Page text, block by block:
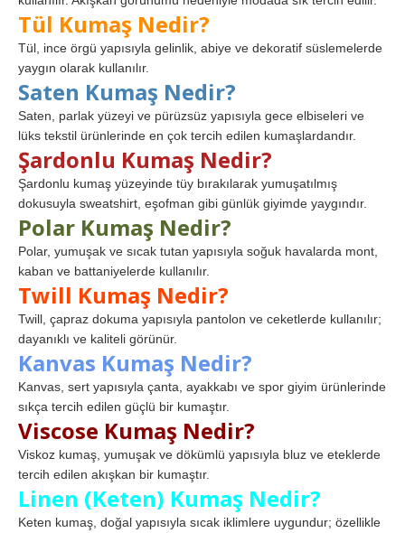
Tül Kumaş Nedir?
Tül, ince örgü yapısıyla gelinlik, abiye ve dekoratif süslemelerde
yaygın olarak kullanılır.
Saten Kumaş Nedir?
Saten, parlak yüzeyi ve pürüzsüz yapısıyla gece elbiseleri ve
lüks tekstil ürünlerinde en çok tercih edilen kumaşlardandır.
Şardonlu Kumaş Nedir?
Şardonlu kumaş yüzeyinde tüy bırakılarak yumuşatılmış
dokusuyla sweatshirt, eşofman gibi günlük giyimde yaygındır.
Polar Kumaş Nedir?
Polar, yumuşak ve sıcak tutan yapısıyla soğuk havalarda mont,
kaban ve battaniyelerde kullanılır.
Twill Kumaş Nedir?
Twill, çapraz dokuma yapısıyla pantolon ve ceketlerde kullanılır;
dayanıklı ve kaliteli görünür.
Kanvas Kumaş Nedir?
Kanvas, sert yapısıyla çanta, ayakkabı ve spor giyim ürünlerinde
sıkça tercih edilen güçlü bir kumaştır.
Viscose Kumaş Nedir?
Viskoz kumaş, yumuşak ve dökümlü yapısıyla bluz ve eteklerde
tercih edilen akışkan bir kumaştır.
Linen (Keten) Kumaş Nedir?
Keten kumaş, doğal yapısıyla sıcak iklimlere uygundur; özellikle